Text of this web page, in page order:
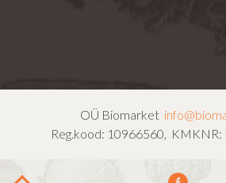
OÜ Biomarket
Reg.kood: 10966560,